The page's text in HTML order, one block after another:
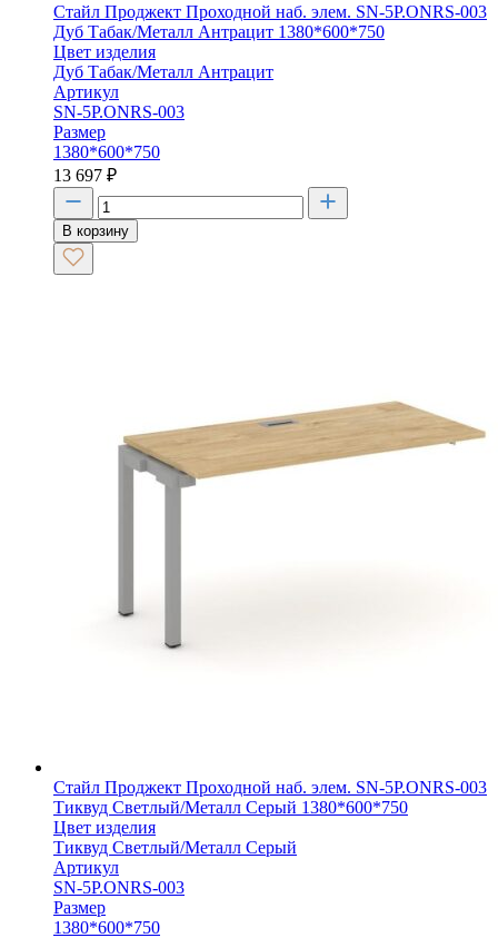
Стайл Проджект Проходной наб. элем. SN-5P.ONRS-003
Дуб Табак/Металл Антрацит 1380*600*750
Цвет изделия
Дуб Табак/Металл Антрацит
Артикул
SN-5P.ONRS-003
Размер
1380*600*750
13 697 ₽
В корзину
Стайл Проджект Проходной наб. элем. SN-5P.ONRS-003
Тиквуд Светлый/Металл Серый 1380*600*750
Цвет изделия
Тиквуд Светлый/Металл Серый
Артикул
SN-5P.ONRS-003
Размер
1380*600*750